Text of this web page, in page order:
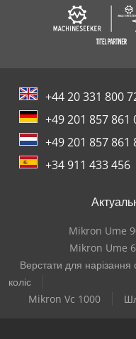
+44 20 331 800
+49 201 857 861
+49 201 857 861
+34 911 433 456
Mikron Ume
Mikron Ume
Верстати для нарізання
коліс
Mikron Vc 1000